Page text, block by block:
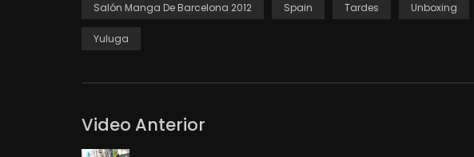
Salón Manga De Barcelona 2012 Spain Tardes Unboxing
Yuluga
Video Anterior